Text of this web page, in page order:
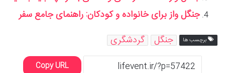
جنگل واز برای خانواده و کودکان: راهنمای جامع سفر
برچسب ها جنگل گردشگری
Copy URL